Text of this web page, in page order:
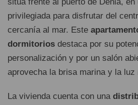
privilegiada para disfrutar del
cercanía al mar. Este
dormitorios destaca por su
personalización y por un salón
aprovecha la brisa marina y la luz
La vivienda cuenta con una